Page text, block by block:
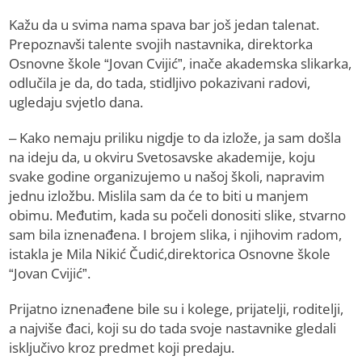
Kažu da u svima nama spava bar još jedan talenat.
Prepoznavši talente svojih nastavnika, direktorka
Osnovne škole “Јovan Cvijić”, inače akademska slikarka,
odlučila je da, do tada, stidljivo pokazivani radovi,
ugledaju svjetlo dana.
– Kako nemaju priliku nigdje to da izlože, ja sam došla
na ideju da, u okviru Svetosavske akademije, koju
svake godine organizujemo u našoj školi, napravim
jednu izložbu. Mislila sam da će to biti u manjem
obimu. Međutim, kada su počeli donositi slike, stvarno
sam bila iznenađena. I brojem slika, i njihovim radom,
istakla je Mila Nikić Čudić,direktorica Osnovne škole
“Јovan Cvijić”.
Prijatno iznenađene bile su i kolege, prijatelji, roditelji,
a najviše đaci, koji su do tada svoje nastavnike gledali
isključivo kroz predmet koji predaju.